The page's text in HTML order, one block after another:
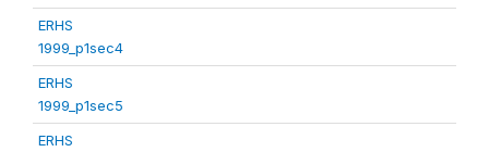
ERHS
1999_p1sec4
ERHS
1999_p1sec5
ERHS